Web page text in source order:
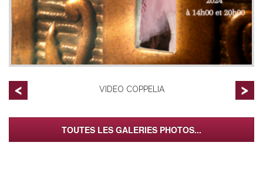
VIDEO COPPELIA
TOUTES LES GALERIES PHOTOS...